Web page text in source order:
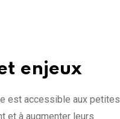
enjeux
est accessible aux petites
et à augmenter leurs